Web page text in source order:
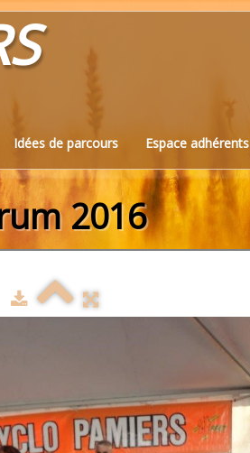
Idées de parcours Espace adhérents
2016